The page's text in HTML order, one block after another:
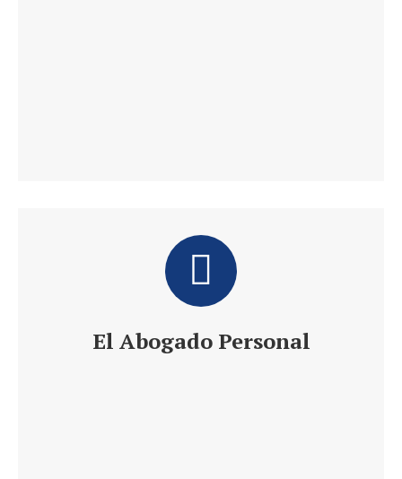
El Abogado Personal